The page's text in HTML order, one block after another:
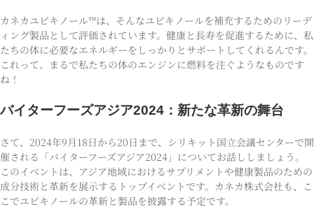
カネカユビキノール™は、そんなユビキノールを補充するためのリーデ
ィング製品として評価されています。健康と長寿を促進するために、私
たちの体に必要なエネルギーをしっかりとサポートしてくれるんです。
これって、まるで私たちの体のエンジンに燃料を注ぐようなものです
ね！
バイターフーズアジア2024：新たな革新の舞台
さて、2024年9月18日から20日まで、シリキット国立会議センターで開
催される「バイターフーズアジア2024」についてお話ししましょう。
このイベントは、アジア地域におけるサプリメントや健康製品のための
成分技術と革新を展示するトップイベントです。カネカ株式会社も、こ
こでユビキノールの革新と製品を披露する予定です。